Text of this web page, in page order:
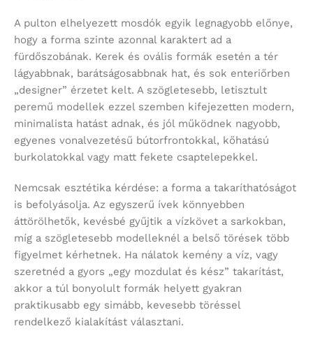
A pulton elhelyezett mosdók egyik legnagyobb előnye,
hogy a forma szinte azonnal karaktert ad a
fürdőszobának. Kerek és ovális formák esetén a tér
lágyabbnak, barátságosabbnak hat, és sok enteriőrben
„designer” érzetet kelt. A szögletesebb, letisztult
peremű modellek ezzel szemben kifejezetten modern,
minimalista hatást adnak, és jól működnek nagyobb,
egyenes vonalvezetésű bútorfrontokkal, kőhatású
burkolatokkal vagy matt fekete csaptelepekkel.
Nemcsak esztétika kérdése: a forma a takaríthatóságot
is befolyásolja. Az egyszerű ívek könnyebben
áttörölhetők, kevésbé gyűjtik a vízkövet a sarkokban,
míg a szögletesebb modelleknél a belső törések több
figyelmet kérhetnek. Ha nálatok kemény a víz, vagy
szeretnéd a gyors „egy mozdulat és kész” takarítást,
akkor a túl bonyolult formák helyett gyakran
praktikusabb egy simább, kevesebb töréssel
rendelkező kialakítást választani.